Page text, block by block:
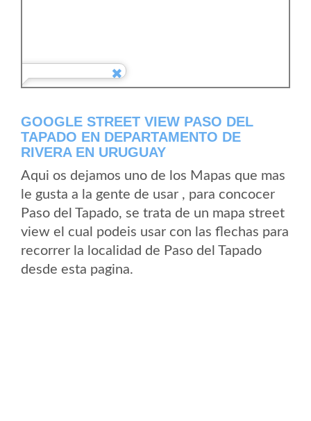
GOOGLE STREET VIEW PASO DEL
TAPADO EN DEPARTAMENTO DE
RIVERA EN URUGUAY
Aqui os dejamos uno de los Mapas que mas
le gusta a la gente de usar , para concocer
Paso del Tapado, se trata de un mapa street
view el cual podeis usar con las flechas para
recorrer la localidad de Paso del Tapado
desde esta pagina.